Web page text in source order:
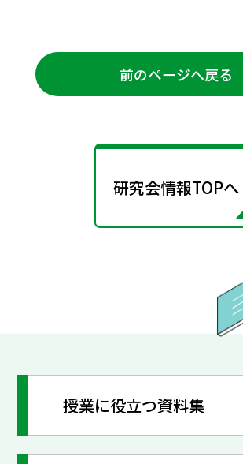
前のページへ戻る
研究会情報TOPへ
授業に役立つ資料集